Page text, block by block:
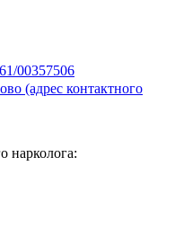
00357506
(адрес контактного
нарколога: